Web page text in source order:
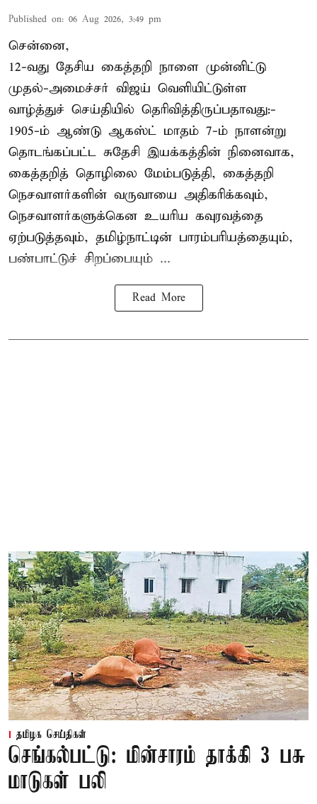
Published on: 06 Aug 2026, 3:49 pm
சென்னை,
12-வது தேசிய கைத்தறி நாளை முன்னிட்டு
முதல்-அமைச்சர் விஜய் வெளியிட்டுள்ள
வாழ்த்துச் செய்தியில் தெரிவித்திருப்பதாவது:-
1905-ம் ஆண்டு ஆகஸ்ட் மாதம் 7-ம் நாளன்று
தொடங்கப்பட்ட சுதேசி இயக்கத்தின் நினைவாக,
கைத்தறித் தொழிலை மேம்படுத்தி, கைத்தறி
நெசவாளர்களின் வருவாயை அதிகரிக்கவும்,
நெசவாளர்களுக்கென உயரிய கவுரவத்தை
ஏற்படுத்தவும், தமிழ்நாட்டின் பாரம்பரியத்தையும்,
பண்பாட்டுச் சிறப்பையும் ...
Read More
தமிழக செய்திகள்
செங்கல்பட்டு: மின்சாரம் தாக்கி 3 பசு
மாடுகள் பலி